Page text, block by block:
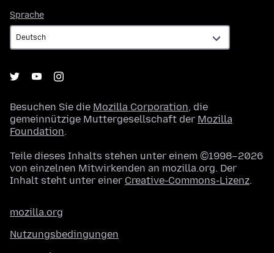
Sprache
Besuchen Sie die Mozilla Corporation, die
gemeinnützige Muttergesellschaft der Mozilla
Foundation.
Teile dieses Inhalts stehen unter einem ©1998–2026
von einzelnen Mitwirkenden an mozilla.org. Der
Inhalt steht unter einer Creative-Commons-Lizenz.
mozilla.org
Nutzungsbedingungen